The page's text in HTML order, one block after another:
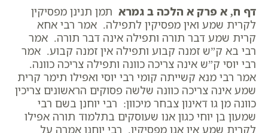
דף ח, א פרק א הלכה ב גמרא תמן תנינן מפסיקין
לקרית שמע ואין מפסיקין לתפילה. אמר רבי אחא
קרית שמע דבר תורה ותפילה אינה דבר תורה. אמר
רבי בא ק”ש זמנה קבוע ותפילה אין זמנה קבוע. אמר
רבי יוסי ק”ש אינה צריכה כוונה ותפילה צריכה כוונה.
אמר רבי מנא קשייתה קומי רבי יוסי ואפילו תימר קרית
שמע אינה צריכה כוונה שלשה פסוקים הראשונים צריכין
כוונה מן גו דאינון צבחר מיכוון: רבי יוחנן בשם רבי
שמעון בן יוחי כגון אנו שעוסקים בתלמוד תורה אפילו
לקרית שמע אין אנו מפסיקין. רבי יוחנן אמרה על